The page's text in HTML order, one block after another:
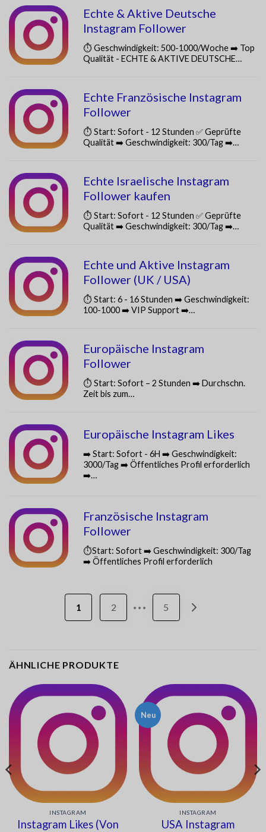
Echte & Aktive Deutsche
Instagram Follower
⏱️ Geschwindigkeit: 500-1000/Woche ➡️ Top
Qualität - ECHTE & AKTIVE DEUTSCHE…
Echte Französische Instagram
Follower
⏱️ Start: Sofort - 12 Stunden ✅ Geprüfte
Qualität ➡️ Geschwindigkeit: 300/Tag ➡️…
Echte Israelische Instagram
Follower kaufen
⏱️ Start: Sofort - 12 Stunden ✅ Geprüfte
Qualität ➡️ Geschwindigkeit: 300/Tag ➡️…
Echte und Aktive Instagram
Follower (UK / USA)
⏱️ Start: 6 - 16 Stunden ➡️ Geschwindigkeit:
100-1000 ➡️ VIP Support ➡️…
Europäische Instagram
Follower
⏱️ Start: Sofort – 2 Stunden ➡️ Durchschn.
Zeit bis zum…
Europäische Instagram Likes
➡️ Start: Sofort - 6H ➡️ Geschwindigkeit:
3000/Tag ➡️ Öffentliches Profil erforderlich
➡️…
Französische Instagram
Follower
⏱️Start: Sofort ➡️ Geschwindigkeit: 300/Tag
➡️ Öffentliches Profil erforderlich
1 2 ... 5
ÄHNLICHE PRODUKTE
INSTAGRAM
Instagram Likes (Von
Neu
INSTAGRAM
USA Instagram